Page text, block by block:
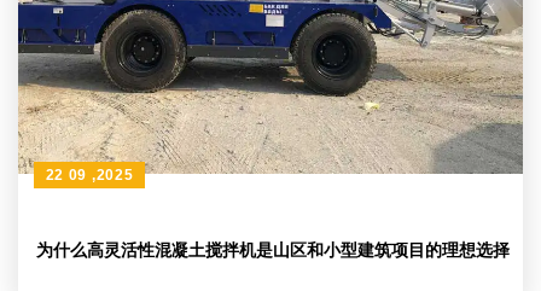
为什么高灵活性混凝土搅拌机是山区和小型建筑项目的理想选择
22 09 ,2025